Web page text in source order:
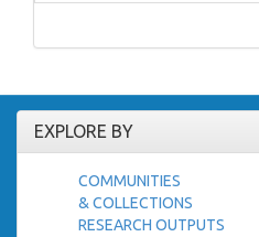
EXPLORE BY
COMMUNITIES
& COLLECTIONS
RESEARCH OUTPUTS